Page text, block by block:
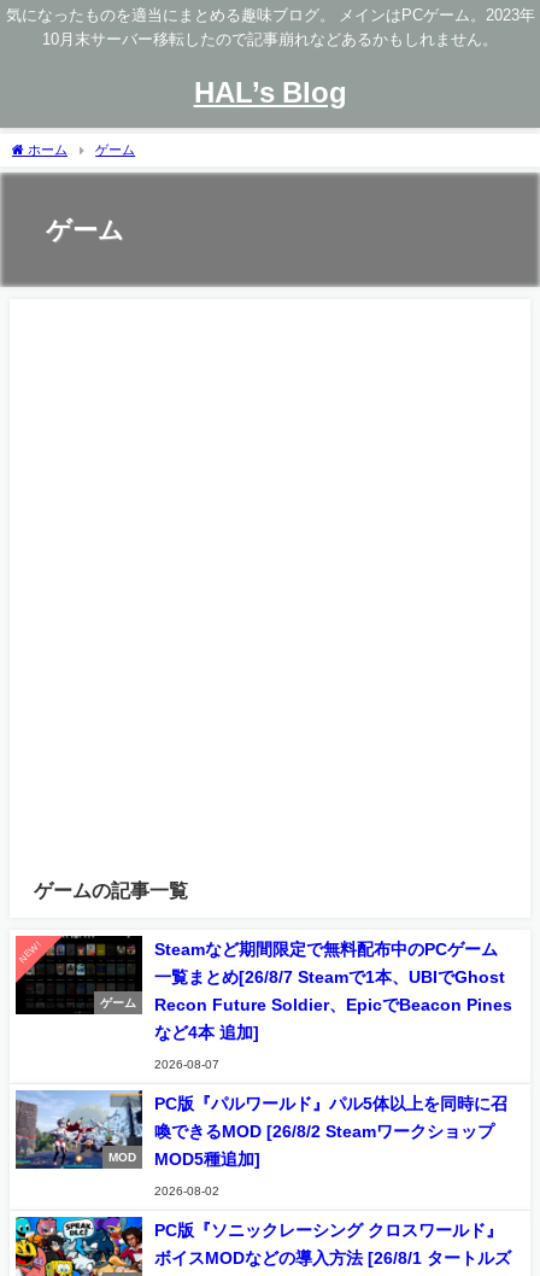
気になったものを適当にまとめる趣味ブログ。 メインはPCゲーム。2023年
10月末サーバー移転したので記事崩れなどあるかもしれません。
HAL’s Blog
ホーム ゲーム
ゲーム
ゲームの記事一覧
NEW!
ゲーム
Steamなど期間限定で無料配布中のPCゲーム
一覧まとめ[26/8/7 Steamで1本、UBIでGhost
Recon Future Soldier、EpicでBeacon Pines
など4本 追加]
2026-08-07
MOD
PC版『パルワールド』パル5体以上を同時に召
喚できるMOD [26/8/2 Steamワークショップ
MOD5種追加]
2026-08-02
PC版『ソニックレーシング クロスワールド』
ボイスMODなどの導入方法 [26/8/1 タートルズ